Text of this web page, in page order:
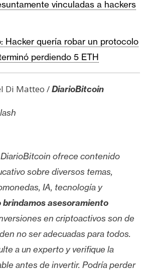
vinculadas a hackers
Hacker quería robar un protocolo
perdiendo 5 ETH
Di Matteo /DiarioBitcoin
ofrece contenido
sobre diversos temas,
IA, tecnología y
brindamos asesoramiento
en criptoactivos son de
no ser adecuadas para todos.
a un experto y verifique la
antes de invertir. Podría perder